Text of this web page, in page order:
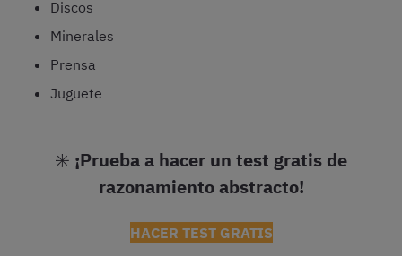
Discos
Minerales
Prensa
Juguete
✳️ ¡Prueba a hacer un test gratis de
razonamiento abstracto!
HACER TEST GRATIS